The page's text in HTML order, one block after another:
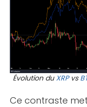
Évolution du XRPvs
Ce contraste